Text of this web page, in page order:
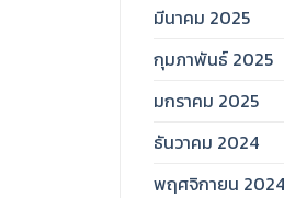
มีนาคม 2025
กุมภาพันธ์ 2025
มกราคม 2025
ธันวาคม 2024
พฤศจิกายน 2024